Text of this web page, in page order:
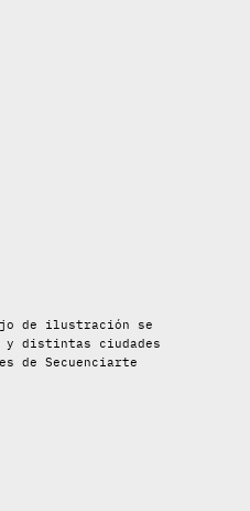
de ilustración se
y distintas ciudades
de Secuenciarte